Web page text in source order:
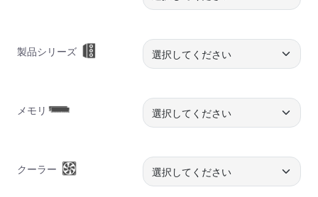
製品シリーズ
メモリ
クーラー